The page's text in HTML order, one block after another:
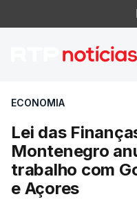
Lei das
ECONOMIA
Lei das
Montenegro
trabalho com
e Açores